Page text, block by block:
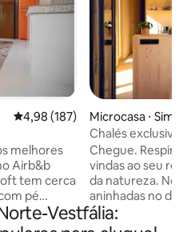
4,98 de uma avaliação média de
4,98 (187)
melhores
Airb&b
tem cerca
pé
estar e
Microcasa ⋅
Chalés
mlab.relax Eifel
Chegue. Respire
vindas ao seu
da natureza.
aninhadas no
Nacional de Eifel,
do cintilante Lago
Vestfália: